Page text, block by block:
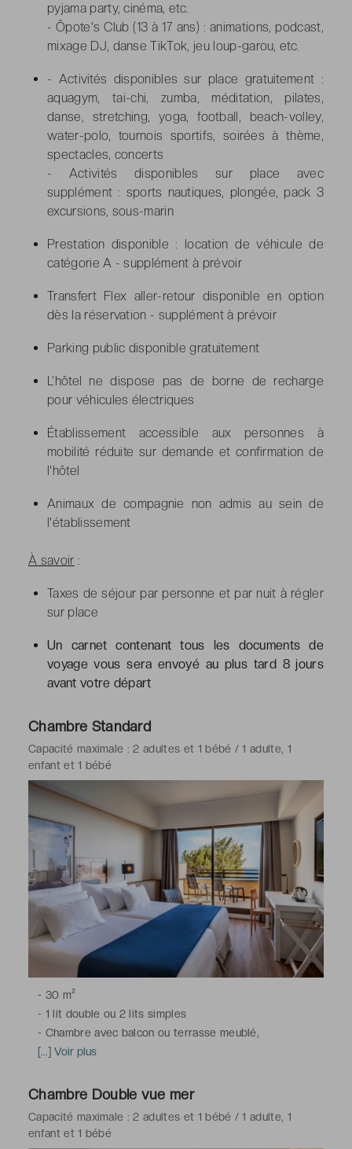
pyjama party, cinéma, etc.
- Ôpote's Club (13 à 17 ans) : animations, podcast,
mixage DJ, danse TikTok, jeu loup-garou, etc.
- Activités disponibles sur place gratuitement :
aquagym, taï-chi, zumba, méditation, pilates,
danse, stretching, yoga, football, beach-volley,
water-polo, tournois sportifs, soirées à thème,
spectacles, concerts
- Activités disponibles sur place avec
supplément : sports nautiques, plongée, pack 3
excursions, sous-marin
Prestation disponible : location de véhicule de
catégorie A - supplément à prévoir
Transfert Flex aller-retour disponible en option
dès la réservation - supplément à prévoir
Parking public disponible gratuitement
L’hôtel ne dispose pas de borne de recharge
pour véhicules électriques
Établissement accessible aux personnes à
mobilité réduite sur demande et confirmation de
l'hôtel
Animaux de compagnie non admis au sein de
l'établissement
À savoir :
Taxes de séjour par personne et par nuit à régler
sur place
Un carnet contenant tous les documents de
voyage vous sera envoyé au plus tard 8 jours
avant votre départ
Chambre Standard
Capacité maximale : 2 adultes et 1 bébé / 1 adulte, 1
enfant et 1 bébé
- 30 m²
- 1 lit double ou 2 lits simples
- Chambre avec balcon ou terrasse meublé,
climatisation, télévision à écran plat avec chaînes du
supplément), Wi-Fi
cheveux, peignoirs & chaussons, articles de toilette
gratuits
[...] Voir plus
Chambre Double vue mer
Capacité maximale : 2 adultes et 1 bébé / 1 adulte, 1
enfant et 1 bébé